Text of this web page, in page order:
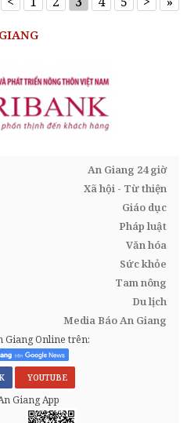
An Giang 24 giờ
Xã hội - Từ thiện
Giáo dục
Pháp luật
Văn hóa
Sức khỏe
Tam nông
Du lịch
Media Báo An Giang
Giang Online trên:
YOUTUBE
Giang App